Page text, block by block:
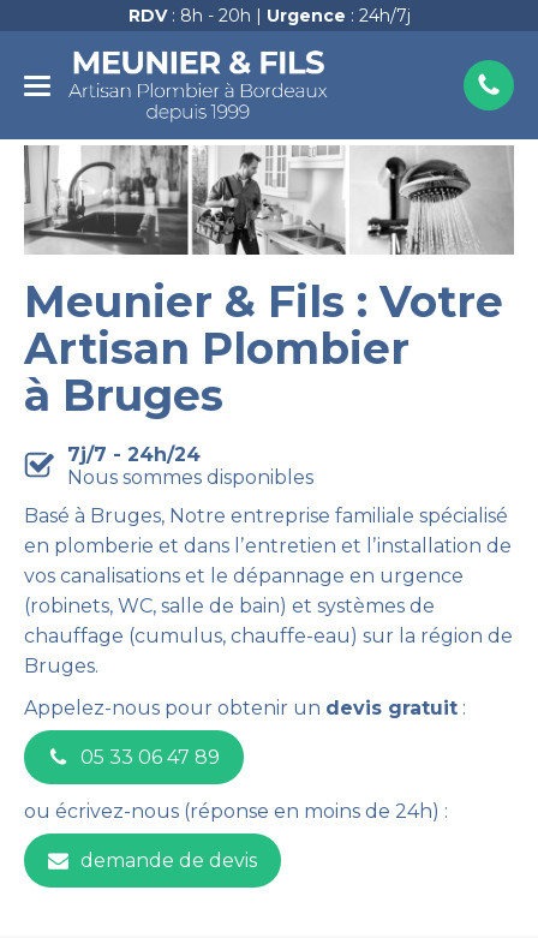
RDV: 8h - 20h | Urgence : 24h/7j
Meunier & Fils : Votre
Artisan Plombier
à Bruges
7j/7 - 24h/24
Nous sommes disponibles
Basé à Bruges, Notre entreprise familiale spécialisé
en plomberie et dans lʼentretien et lʼinstallation de
vos canalisations et le dépannage en urgence
(robinets, WC, salle de bain) et systèmes de
chauffage (cumulus, chauffe-eau) sur la région de
Bruges.
Appelez-nous pour obtenir un devis gratuit :
05 33 06 47 89
ou écrivez-nous (réponse en moins de 24h) :
demande de devis